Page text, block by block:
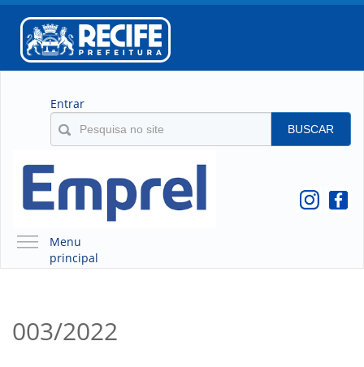
Entrar
BUSCAR
Menu
principal
O QUE É A EMPREL
003/2022